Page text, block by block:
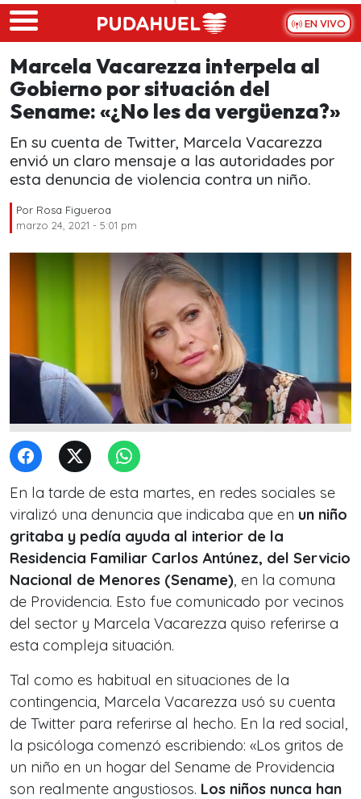
Skip to main content
EN VIVO
Marcela Vacarezza interpela al
Gobierno por situación del
Sename: «¿No les da vergüenza?»
En su cuenta de Twitter, Marcela Vacarezza
envió un claro mensaje a las autoridades por
esta denuncia de violencia contra un niño.
Por Rosa Figueroa
marzo 24, 2021 - 5:01 pm
En la tarde de esta martes, en redes sociales se
viralizó una denuncia que indicaba que en un niño
gritaba y pedía ayuda al interior de la
Residencia Familiar Carlos Antúnez, del Servicio
Nacional de Menores (Sename) , en la comuna
de Providencia. Esto fue comunicado por vecinos
del sector y Marcela Vacarezza quiso referirse a
esta compleja situación.
Tal como es habitual en situaciones de la
contingencia, Marcela Vacarezza usó su cuenta
de Twitter para referirse al hecho. En la red social,
la psicóloga comenzó escribiendo: «Los gritos de
un niño en un hogar del Sename de Providencia
son realmente angustiosos. Los niños nunca han